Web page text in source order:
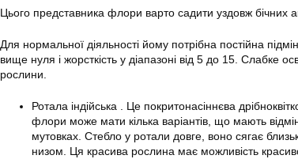
Цього представника флори варто садити уздовж бічних
Для нормальної діяльності йому потрібна постійна
вище нуля і жорсткість у діапазоні від 5 до 15. Слабке
рослини.
Ротала індійська . Це покритонасіннєва
флори може мати кілька варіантів, що мають
мутовках. Стебло у ротали довге, воно сягає
низом. Ця красива рослина має можливість